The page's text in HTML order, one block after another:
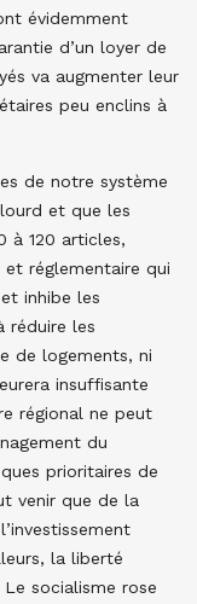
évidemment
d’un loyer de
va augmenter leur
peu enclins à
de notre système
et que les
à 120 articles,
et réglementaire qui
inhibe les
réduire les
de logements, ni
insuffisante
régional ne peut
du
prioritaires de
venir que de la
la liberté
socialisme rose